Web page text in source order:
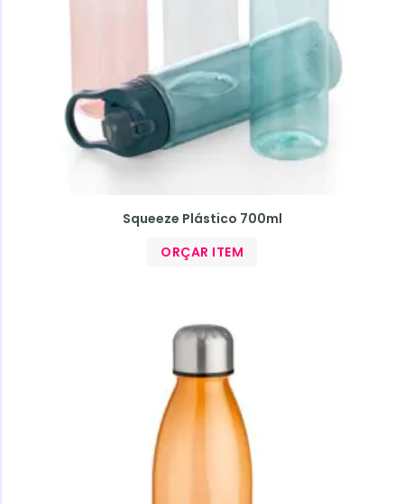
Squeeze Plástico 700ml
ORÇAR ITEM